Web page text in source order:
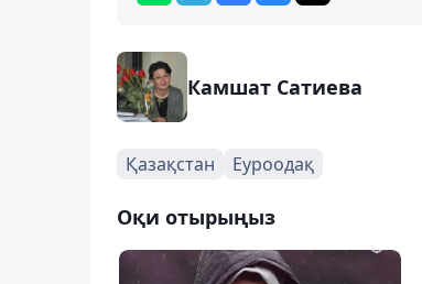
Камшат Сатиева
Қазақстан Еуроодақ
Оқи отырыңыз